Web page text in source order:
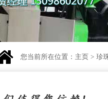
您当前所在位置： 主页 > 珍